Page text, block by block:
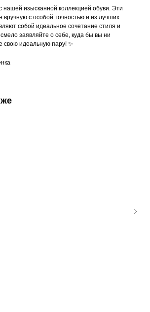
нашей изысканной коллекцией обуви. Эти
вручную с особой точностью и из лучших
собой идеальное сочетание стиля и
заявляйте о себе, куда бы вы ни
свою идеальную пару! ✨